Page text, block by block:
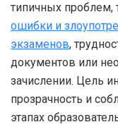
типичных
ошибки и
экзаменов,
документов или
зачислении. Цель
прозрачность и
этапах